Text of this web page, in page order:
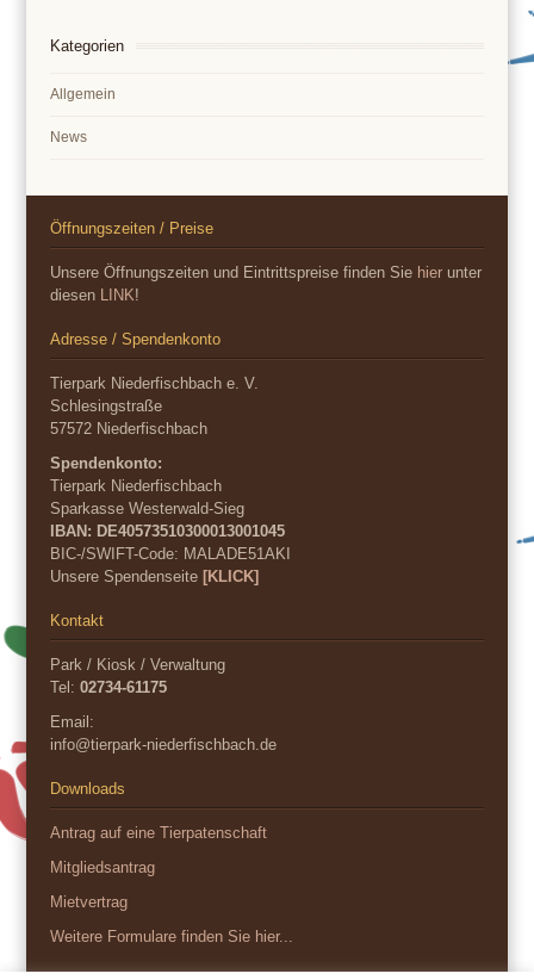
Kategorien
Allgemein
News
Öffnungszeiten / Preise
Unsere Öffnungszeiten und Eintrittspreise finden Sie hier unter
diesen LINK!
Adresse / Spendenkonto
Tierpark Niederfischbach e. V.
Schlesingstraße
57572 Niederfischbach
Spendenkonto:
Tierpark Niederfischbach
Sparkasse Westerwald-Sieg
IBAN: DE40573510300013001045
BIC-/SWIFT-Code: MALADE51AKI
Unsere Spendenseite [KLICK]
Kontakt
Park / Kiosk / Verwaltung
Tel:02734-61175
Email:
info@tierpark-niederfischbach.de
Downloads
Antrag auf eine Tierpatenschaft
Mitgliedsantrag
Mietvertrag
Weitere Formulare finden Sie hier...